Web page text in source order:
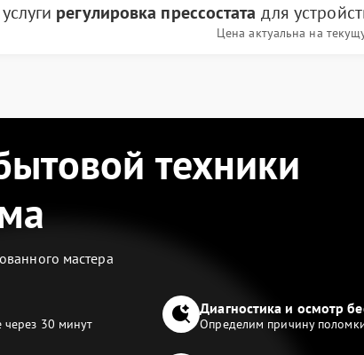
регулировка прессостата для
Цена актуальна на
техники
мастера
через 30 минут
Диагностика и осмотр
Определим причину